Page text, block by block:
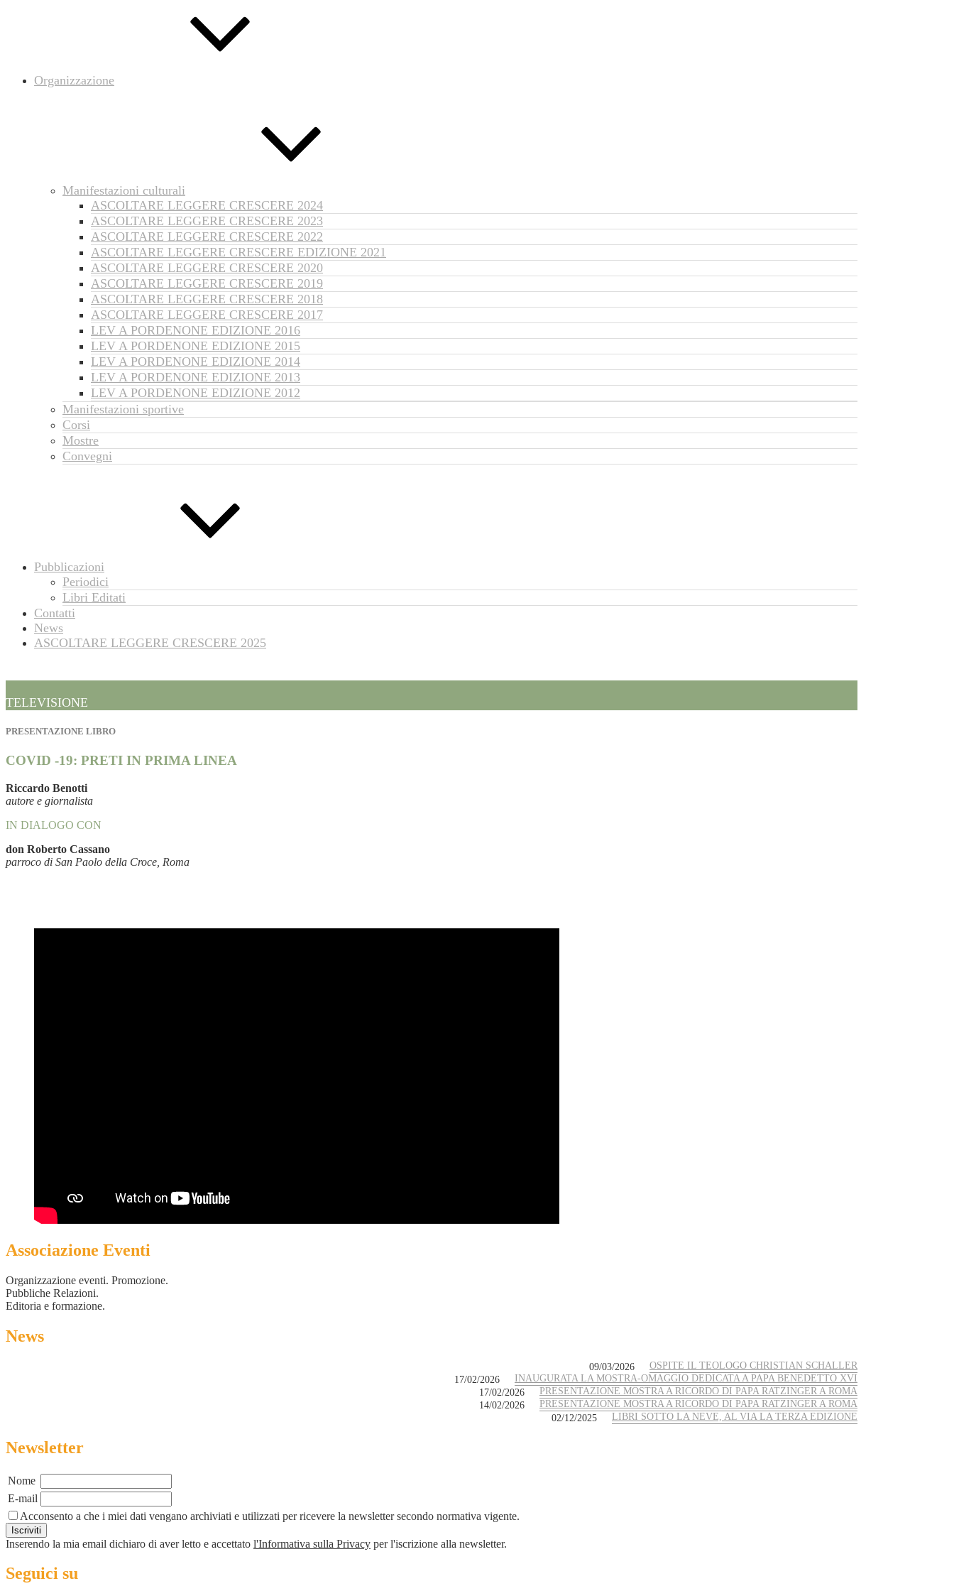
Organizzazione
Manifestazioni culturali
ASCOLTARE LEGGERE CRESCERE 2024
ASCOLTARE LEGGERE CRESCERE 2023
ASCOLTARE LEGGERE CRESCERE 2022
ASCOLTARE LEGGERE CRESCERE EDIZIONE 2021
ASCOLTARE LEGGERE CRESCERE 2020
ASCOLTARE LEGGERE CRESCERE 2019
ASCOLTARE LEGGERE CRESCERE 2018
ASCOLTARE LEGGERE CRESCERE 2017
LEV A PORDENONE EDIZIONE 2016
LEV A PORDENONE EDIZIONE 2015
LEV A PORDENONE EDIZIONE 2014
LEV A PORDENONE EDIZIONE 2013
LEV A PORDENONE EDIZIONE 2012
Manifestazioni sportive
Corsi
Mostre
Convegni
Pubblicazioni
Periodici
Libri Editati
Contatti
News
ASCOLTARE LEGGERE CRESCERE 2025
TELEVISIONE
PRESENTAZIONE LIBRO
COVID -19: PRETI IN PRIMA LINEA
Riccardo Benotti
autore e giornalista
IN DIALOGO CON
don Roberto Cassano
parroco di San Paolo della Croce, Roma
Associazione Eventi
Organizzazione eventi. Promozione.
Pubbliche Relazioni.
Editoria e formazione.
News
OSPITE IL TEOLOGO CHRISTIAN SCHALLER
09/03/2026
INAUGURATA LA MOSTRA-OMAGGIO DEDICATA A PAPA BENEDETTO XVI
17/02/2026
PRESENTAZIONE MOSTRA A RICORDO DI PAPA RATZINGER A ROMA
17/02/2026
PRESENTAZIONE MOSTRA A RICORDO DI PAPA RATZINGER A ROMA
14/02/2026
LIBRI SOTTO LA NEVE, AL VIA LA TERZA EDIZIONE
02/12/2025
Newsletter
Nome
E-mail
Acconsento a che i miei dati vengano archiviati e utilizzati per ricevere la newsletter secondo normativa vigente.
Inserendo la mia email dichiaro di aver letto e accettato l'Informativa sulla Privacy per l'iscrizione alla newsletter.
Seguici su